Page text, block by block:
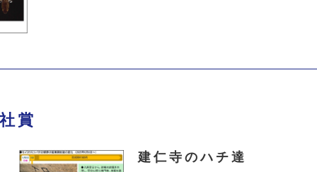
賞
建仁寺のハチ達